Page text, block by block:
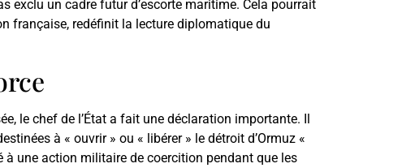
exclu un cadre futur d’escorte maritime. Cela pourrait
française, redéfinit la lecture diplomatique du
le chef de l’État a fait une déclaration importante. Il
à « ouvrir » ou « libérer » le détroit d’Ormuz «
une action militaire de coercition pendant que les